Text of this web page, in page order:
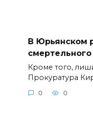
В Юрьянском
Кроме того,
Прокуратура
0 0